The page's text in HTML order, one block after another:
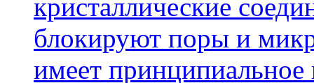
кристаллические
блокируют поры и
имеет